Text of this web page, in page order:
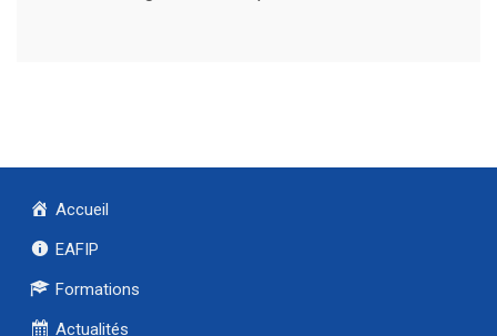
Accueil
EAFIP
Formations
Actualités